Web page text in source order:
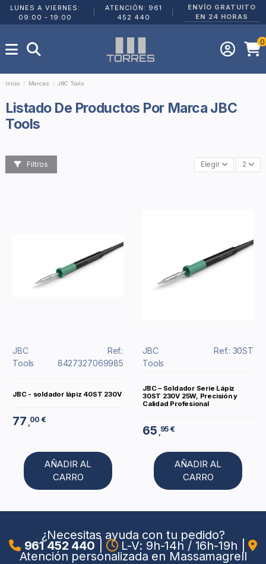
LUNES A VIERNES:
09:00 - 19:00
ATENCIÓN: 961
452 440
ENVÍO GRATUITO
EN 24 HORAS
0
Inicio Marcas JBC Tools
Listado De Productos Por Marca JBC
Tools
Filtros Elegir 2
JBC
Tools
Ref.:
8427327069985
JBC - soldador lápiz 40ST 230V
77 00 €
AÑADIR AL
CARRO
JBC
Tools
Ref.: 30ST
JBC – Soldador Serie Lápiz
30ST 230V 25W, Precisión y
Calidad Profesional
65 95 €
AÑADIR AL
CARRO
¿Necesitas ayuda con tu pedido?
961 452 440 L-V: 9h-14h / 16h-19h
Atención personalizada en Massamagrell